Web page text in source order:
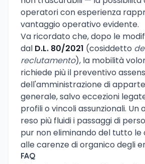
operatori con esperienza
vantaggio operativo evidente.
Va ricordato che, dopo le
dal D.L. 80/2021 (cosiddetto
reclutamento), la mobilità
richiede più il preventivo
dell'amministrazione di
generale, salvo eccezioni
profili o vincoli assunzionali.
reso più fluidi i passaggi di
pur non eliminando del tutto
alle carenze di organico degli
FAQ